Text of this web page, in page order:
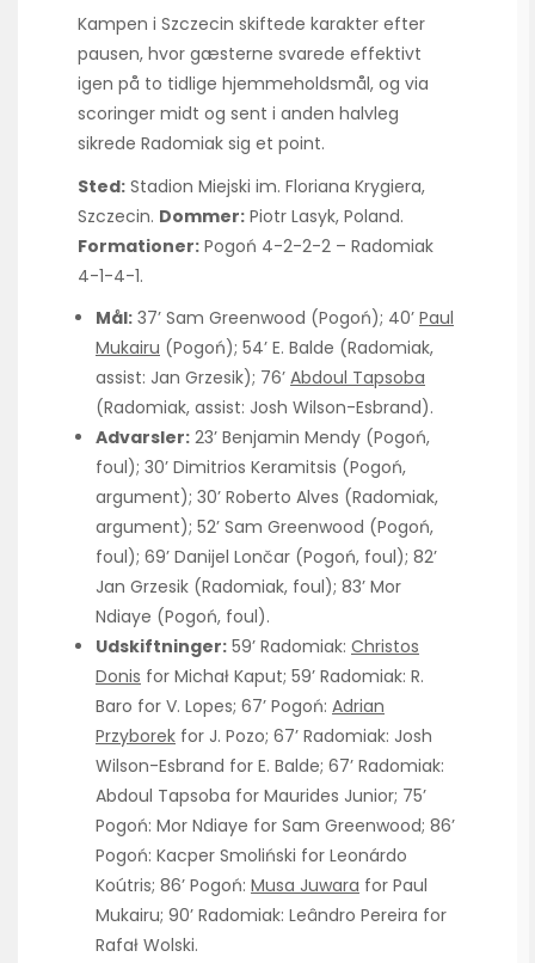
Kampen i Szczecin skiftede karakter efter
pausen, hvor gæsterne svarede effektivt
igen på to tidlige hjemmeholdsmål, og via
scoringer midt og sent i anden halvleg
sikrede Radomiak sig et point.
Sted: Stadion Miejski im. Floriana Krygiera,
Szczecin. Dommer: Piotr Lasyk, Poland.
Formationer: Pogoń 4-2-2-2 – Radomiak
4-1-4-1.
Mål: 37’ Sam Greenwood (Pogoń); 40’ Paul
Mukairu (Pogoń); 54’ E. Balde (Radomiak,
assist: Jan Grzesik); 76’ Abdoul Tapsoba
(Radomiak, assist: Josh Wilson-Esbrand).
Advarsler: 23’ Benjamin Mendy (Pogoń,
foul); 30’ Dimitrios Keramitsis (Pogoń,
argument); 30’ Roberto Alves (Radomiak,
argument); 52’ Sam Greenwood (Pogoń,
foul); 69’ Danijel Lončar (Pogoń, foul); 82’
Jan Grzesik (Radomiak, foul); 83’ Mor
Ndiaye (Pogoń, foul).
Udskiftninger: 59’ Radomiak: Christos
Donis for Michał Kaput; 59’ Radomiak: R.
Baro for V. Lopes; 67’ Pogoń: Adrian
Przyborek for J. Pozo; 67’ Radomiak: Josh
Wilson-Esbrand for E. Balde; 67’ Radomiak:
Abdoul Tapsoba for Maurides Junior; 75’
Pogoń: Mor Ndiaye for Sam Greenwood; 86’
Pogoń: Kacper Smoliński for Leonárdo
Koútris; 86’ Pogoń: Musa Juwara for Paul
Mukairu; 90’ Radomiak: Leândro Pereira for
Rafał Wolski.